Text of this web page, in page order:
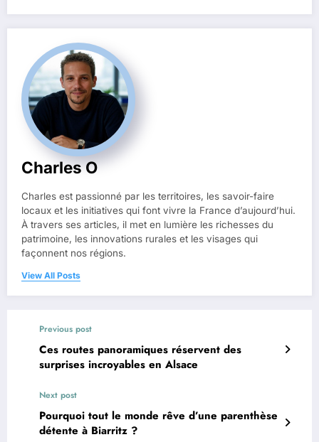
Charles O
Charles est passionné par les territoires, les savoir-faire
locaux et les initiatives qui font vivre la France d’aujourd’hui.
À travers ses articles, il met en lumière les richesses du
patrimoine, les innovations rurales et les visages qui
façonnent nos régions.
View All Posts
Previous post
Ces routes panoramiques réservent des
surprises incroyables en Alsace
Next post
Pourquoi tout le monde rêve d’une parenthèse
détente à Biarritz ?